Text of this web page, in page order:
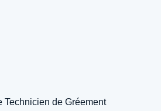
Technicien de Gréement